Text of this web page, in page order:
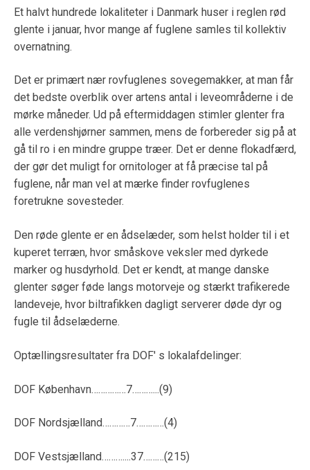
Et halvt hundrede lokaliteter i Danmark huser i reglen rød
glente i januar, hvor mange af fuglene samles til kollektiv
overnatning.
Det er primært nær rovfuglenes sovegemakker, at man får
det bedste overblik over artens antal i leveområderne i de
mørke måneder. Ud på eftermiddagen stimler glenter fra
alle verdenshjørner sammen, mens de forbereder sig på at
gå til ro i en mindre gruppe træer. Det er denne flokadfærd,
der gør det muligt for ornitologer at få præcise tal på
fuglene, når man vel at mærke finder rovfuglenes
foretrukne sovesteder.
Den røde glente er en ådselæder, som helst holder til i et
kuperet terræn, hvor småskove veksler med dyrkede
marker og husdyrhold. Det er kendt, at mange danske
glenter søger føde langs motorveje og stærkt trafikerede
landeveje, hvor biltrafikken dagligt serverer døde dyr og
fugle til ådselæderne.
Optællingsresultater fra DOF' s lokalafdelinger:
DOF København……………7………...(9)
DOF Nordsjælland…………7…………(4)
DOF Vestsjælland………....37………(215)